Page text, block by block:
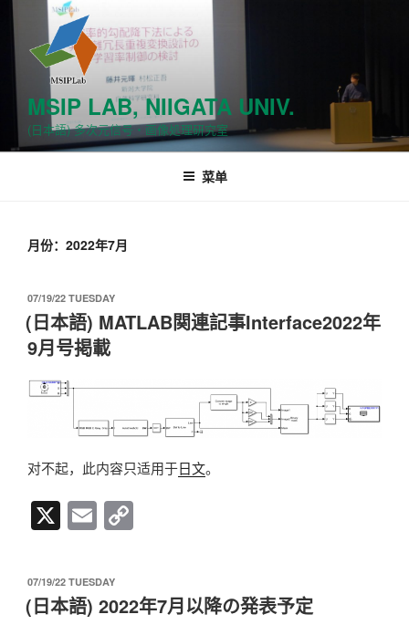
MSIP LAB, NIIGATA UNIV.
(日本語) 多次元信号・画像処理研究室
菜单
月份：2022年7月
发
布
于
07/19/22 TUESDAY
(日本語) MATLAB関連記事Interface2022年
9月号掲載
对不起，此内容只适用于日文。
X E
m
ail
y
发
布
于
07/19/22 TUESDAY
(日本語) 2022年7月以降の発表予定